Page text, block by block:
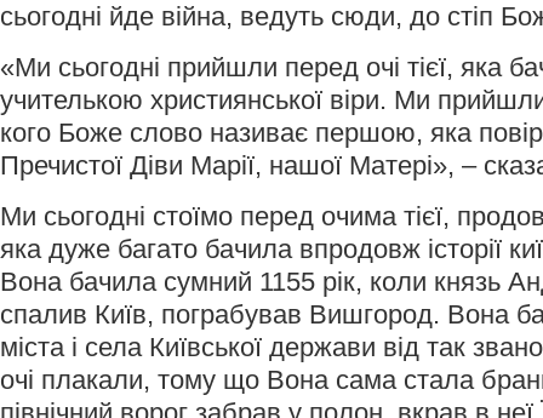
сьогодні йде війна, ведуть сюди, до стіп
«Ми сьогодні прийшли перед очі тієї, яка
учителькою християнської віри. Ми прийшли
кого Боже слово називає першою, яка
Пречистої Діви Марії, нашої Матері», –
Ми сьогодні стоїмо перед очима тієї,
яка дуже багато бачила впродовж історії
Вона бачила сумний 1155 рік, коли князь
спалив Київ, пограбував Вишгород. Вона
міста і села Київської держави від так
очі плакали, тому що Вона сама стала